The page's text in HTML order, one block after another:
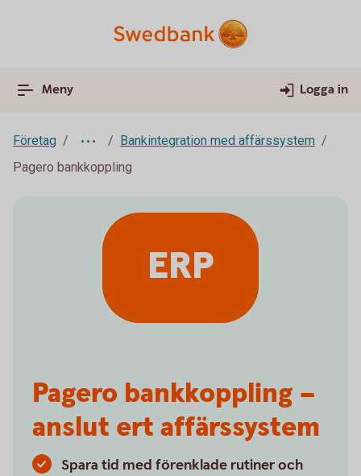
Meny Logga in
Företag
Bankintegration med affärssystem
Pagero bankkoppling
Pagero bankkoppling –
anslut ert affärssystem
Spara tid med förenklade rutiner och
ERP